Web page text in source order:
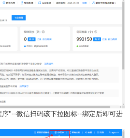
使用咨询
维码或查看聊天示例
"--微信扫码该下拉图标--绑定后即可进